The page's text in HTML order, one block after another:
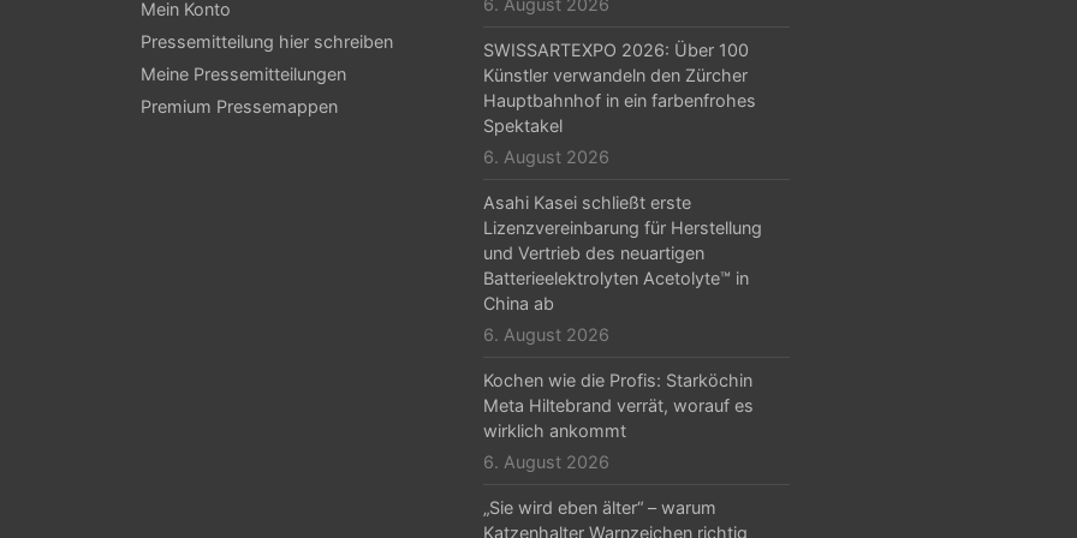
Mein Konto
Pressemitteilung hier schreiben
Meine Pressemitteilungen
Premium Pressemappen
6. August 2026
SWISSARTEXPO 2026: Über 100
Künstler verwandeln den Zürcher
Hauptbahnhof in ein farbenfrohes
Spektakel
6. August 2026
Asahi Kasei schließt erste
Lizenzvereinbarung für Herstellung
und Vertrieb des neuartigen
Batterieelektrolyten Acetolyte™ in
China ab
6. August 2026
Kochen wie die Profis: Starköchin
Meta Hiltebrand verrät, worauf es
wirklich ankommt
6. August 2026
„Sie wird eben älter“ – warum
Katzenhalter Warnzeichen richtig